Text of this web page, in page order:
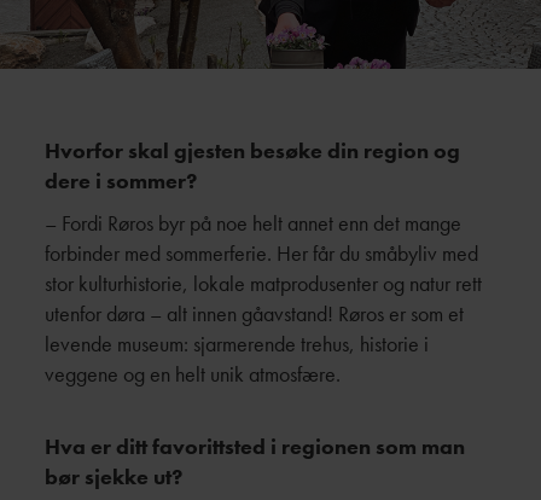
Hvorfor skal gjesten besøke din region og
dere i sommer?
– Fordi Røros byr på noe helt annet enn det mange
forbinder med sommerferie. Her får du småbyliv med
stor kulturhistorie, lokale matprodusenter og natur rett
utenfor døra – alt innen gåavstand! Røros er som et
levende museum: sjarmerende trehus, historie i
veggene og en helt unik atmosfære.
Hva er ditt favorittsted i regionen som man
bør sjekke ut?